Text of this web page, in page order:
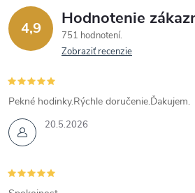
4,9 Hodnotenie
751 hodnotení
Zobraziť recenzie
20.5.2026
Pekné hodinky.Rýchle doručenie.Ďakujem.